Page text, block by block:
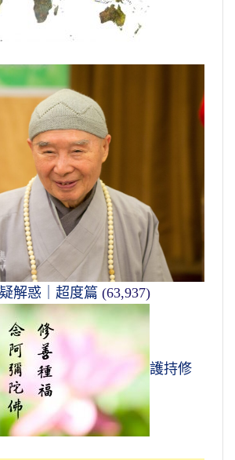
解惑｜超度篇 (63,937)
護持修